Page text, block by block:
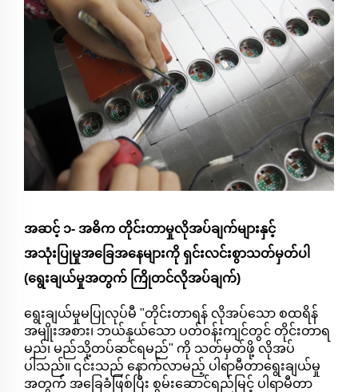
အဆင့် ၁- အဓိက တိုင်းတာမှုလိုအပ်ချက်များနှင့်
အသုံးပြုမှုအခြေအနေများကို ရှင်းလင်းစွာသတ်မှတ်ပါ
(ရွေးချယ်မှုအတွက် ကြိုတင်လိုအပ်ချက်)
ရွေးချယ်မှုမပြုလုပ်မီ "တိုင်းတာရန် လိုအပ်သော စထရိန်
အမျိုးအစား၊ ဘယ်နှယ်သော ပတ်ဝန်းကျင်တွင် တိုင်းတာရ
မည်၊ မည်သို့တပ်ဆင်ရမည်" ကို သတ်မှတ်ဖို့ လိုအပ်
ပါသည်။ ၎င်းသည် နောက်လာမည့် ပါရာမီတာရွေးချယ်မှု
အတွက် အခြေခံဖြစ်ပြီး စွမ်းဆောင်ရည်မြင့် ပါရာမီတာ